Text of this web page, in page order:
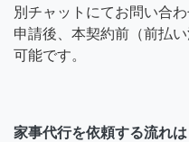
別チャットにてお問い合
申請後、本契約前（前払
可能です。
家事代行を依頼する流れは